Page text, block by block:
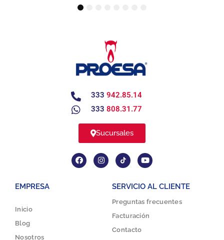
4
333 942.85.14
333 808.31.77
Sucursales
EMPRESA
Inicio
Blog
Nosotros
SERVICIO AL CLIENTE
Preguntas frecuentes
Facturación
Contacto